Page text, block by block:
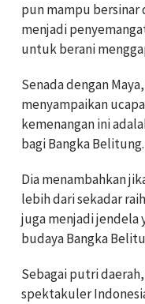
pun mampu bersinar
menjadi
untuk berani
Senada dengan
menyampaikan
kemenangan ini
bagi Bangka Belitung.
Dia menambahkan
lebih dari sekadar
juga menjadi jendela
budaya Bangka
Sebagai putri
spektakuler